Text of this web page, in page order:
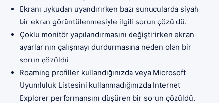
Ekranı uykudan uyandırırken bazı sunucularda siyah
bir ekran görüntülenmesiyle ilgili sorun çözüldü.
Çoklu monitör yapılandırmasını değiştirirken ekran
ayarlarının çalışmayı durdurmasına neden olan bir
sorun çözüldü.
Roaming profiller kullandığınızda veya Microsoft
Uyumluluk Listesini kullanmadığınızda Internet
Explorer performansını düşüren bir sorun çözüldü.